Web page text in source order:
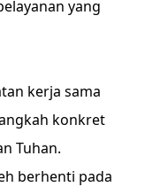
yang
kerja sama
konkret
Tuhan.
berhenti pada